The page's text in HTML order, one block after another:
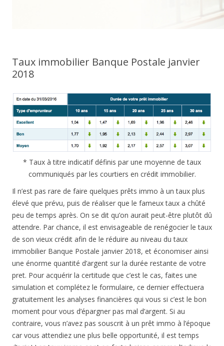
Taux immobilier Banque Postale janvier
2018
* Taux à titre indicatif définis par une moyenne de taux
communiqués par les courtiers en crédit immobilier.
Il n’est pas rare de faire quelques prêts immo à un taux plus
élevé que prévu, puis de réaliser que le fameux taux a chûté
peu de temps après. On se dit qu’on aurait peut-être plutôt dû
attendre. Par chance, il est envisageable de renégocier le taux
de son vieux crédit afin de le réduire au niveau du taux
immobilier Banque Postale janvier 2018, et économiser ainsi
une énorme quantité d’argent sur la durée restante de votre
pret. Pour acquérir la certitude que c’est le cas, faites une
simulation et complétez le formulaire, ce dernier effectuera
gratuitement les analyses financières qui vous si c’est le bon
moment pour vous d’épargner pas mal d’argent. Si au
contraire, vous n’avez pas souscrit à un prêt immo à l’époque
car vous attendiez une plus belle opportunité, il est temps